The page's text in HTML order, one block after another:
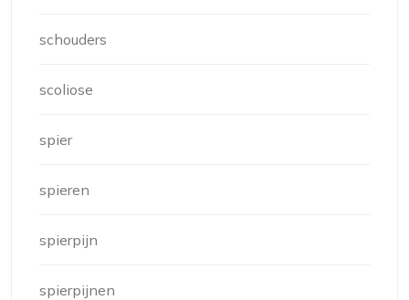
schouders
scoliose
spier
spieren
spierpijn
spierpijnen